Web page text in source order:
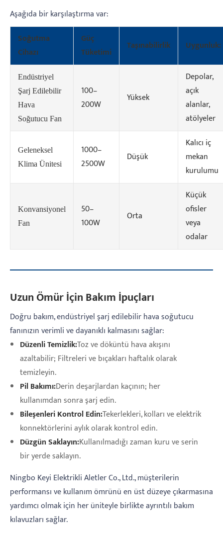
Aşağıda bir karşılaştırma var:
Soğutma
Cihazı
Güç
Tüketimi
Taşınabilirlik Uygunluk:
Endüstriyel
Şarj Edilebilir
Hava
Soğutucu Fan
100–
200W
Yüksek
Depolar,
açık
alanlar,
atölyeler
Geleneksel
Klima Ünitesi
1000–
2500W
Düşük
Kalıcı iç
mekan
kurulumu
Konvansiyonel
Fan
50–
100W
Orta
Küçük
ofisler
veya
odalar
Uzun Ömür İçin Bakım İpuçları
Doğru bakım, endüstriyel şarj edilebilir hava soğutucu
fanınızın verimli ve dayanıklı kalmasını sağlar:
Düzenli Temizlik:Toz ve döküntü hava akışını
azaltabilir; Filtreleri ve bıçakları haftalık olarak
temizleyin.
Pil Bakımı:Derin deşarjlardan kaçının; her
kullanımdan sonra şarj edin.
Bileşenleri Kontrol Edin:Tekerlekleri, kolları ve elektrik
konnektörlerini aylık olarak kontrol edin.
Düzgün Saklayın:Kullanılmadığı zaman kuru ve serin
bir yerde saklayın.
Ningbo Keyi Elektrikli Aletler Co., Ltd., müşterilerin
performansı ve kullanım ömrünü en üst düzeye çıkarmasına
yardımcı olmak için her üniteyle birlikte ayrıntılı bakım
kılavuzları sağlar.